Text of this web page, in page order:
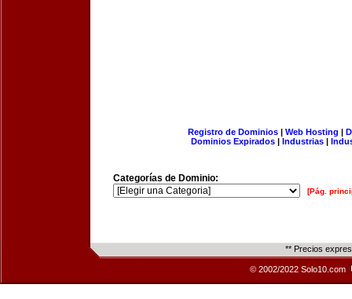
Registro de Dominios| Web Hosting |
Dominios Expirados | Industrias |
Categorías de Dominio:
[Pág.
** Precios
© 2002/2022 Solo10.com